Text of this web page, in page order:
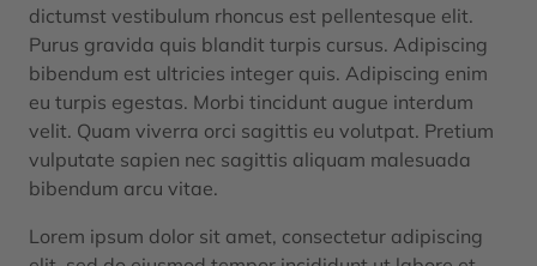
dictumst vestibulum rhoncus est pellentesque elit.
Purus gravida quis blandit turpis cursus. Adipiscing
bibendum est ultricies integer quis. Adipiscing enim
eu turpis egestas. Morbi tincidunt augue interdum
velit. Quam viverra orci sagittis eu volutpat. Pretium
vulputate sapien nec sagittis aliquam malesuada
bibendum arcu vitae.
Lorem ipsum dolor sit amet, consectetur adipiscing